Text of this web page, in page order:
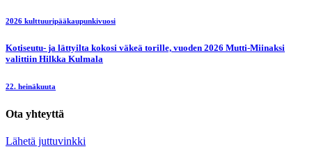
2026 kulttuuripääkaupunkivuosi
Kotiseutu- ja lättyilta kokosi väkeä torille, vuoden 2026 Mutti-Miinaksi
valittiin Hilkka Kulmala
22. heinäkuuta
Ota yhteyttä
Lähetä juttuvinkki